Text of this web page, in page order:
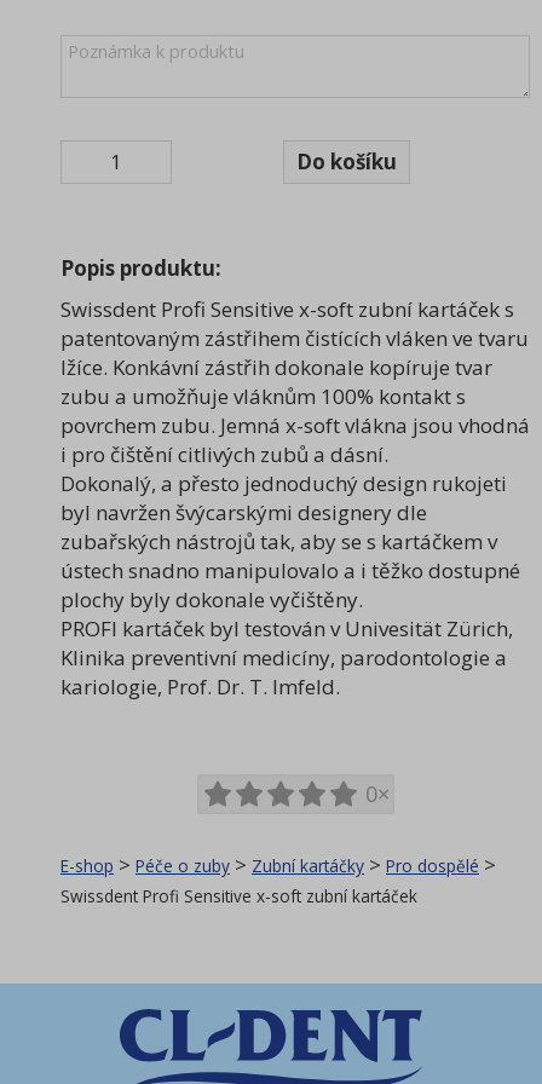
Úklidové nářadí, pomůcky
Osvěžovače a vůně
(47)
Dávkovače, zásobníky
Praní a očista prádla(48)
Ultrazvukové čističky(6)
Popis produktu:
Swissdent Profi Sensitive x-soft zubní kartáček s
patentovaným zástřihem čistících vláken ve tvaru
lžíce. Konkávní zástřih dokonale kopíruje tvar
zubu a umožňuje vláknům 100% kontakt s
povrchem zubu. Jemná x-soft vlákna jsou vhodná
i pro čištění citlivých zubů a dásní.
Dokonalý, a přesto jednoduchý design rukojeti
byl navržen švýcarskými designery dle
zubařských nástrojů tak, aby se s kartáčkem v
ústech snadno manipulovalo a i těžko dostupné
plochy byly dokonale vyčištěny.
PROFI kartáček byl testován v Univesität Zürich,
Klinika preventivní medicíny, parodontologie a
kariologie, Prof. Dr. T. Imfeld.
0×
E-shop > Péče o zuby > Zubní kartáčky > Pro dospělé >
Swissdent Profi Sensitive x-soft zubní kartáček